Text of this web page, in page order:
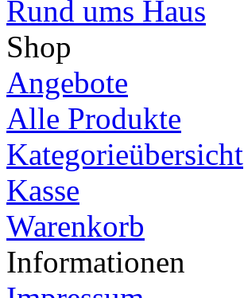
Rund ums Haus
Shop
Angebote
Alle Produkte
Kategorieübersicht
Kasse
Warenkorb
Informationen